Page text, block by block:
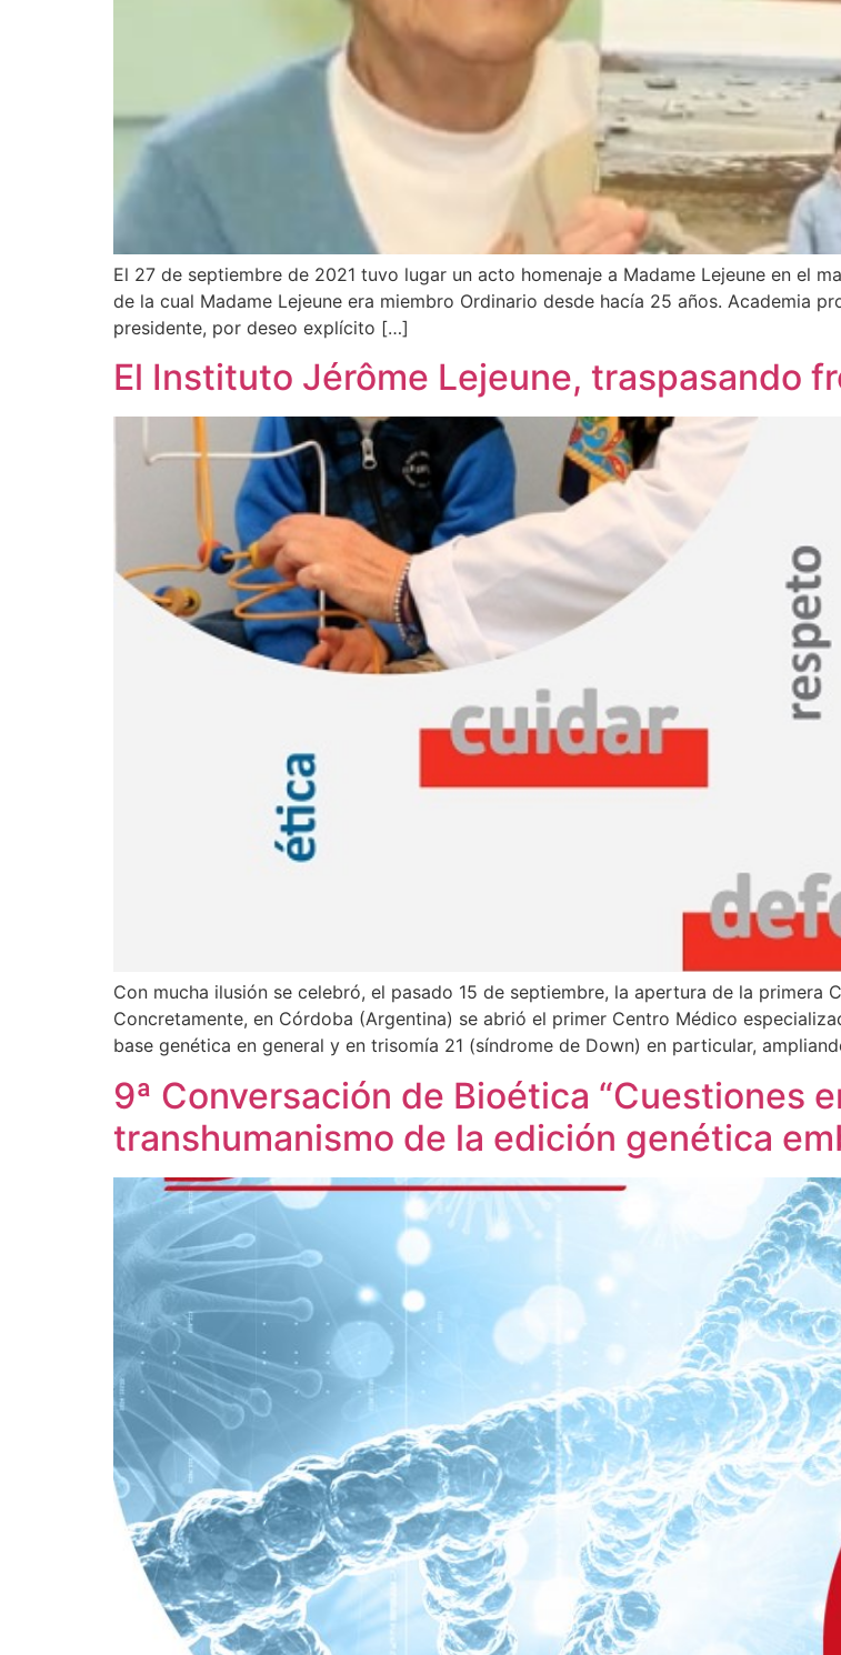
El 27 de septiembre de 2021 tuvo lugar un acto homenaje a Madame Lejeune en el
de la cual Madame Lejeune era miembro Ordinario desde hacía 25 años. Academia
presidente, por deseo explícito […]
El Instituto Jérôme Lejeune, traspasando
Con mucha ilusión se celebró, el pasado 15 de septiembre, la apertura de la primera
Concretamente, en Córdoba (Argentina) se abrió el primer Centro Médico
base genética en general y en trisomía 21 (síndrome de Down) en particular,
9ª Conversación de Bioética “Cuestiones
transhumanismo de la edición genética